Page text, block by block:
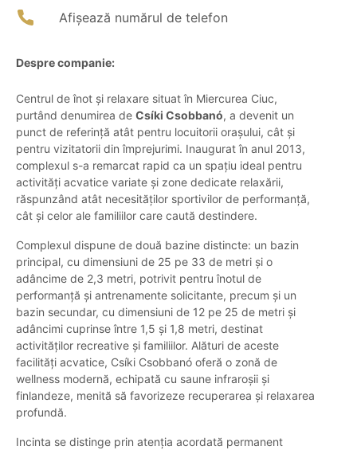
Afișează numărul de telefon
Despre companie:
Centrul de înot și relaxare situat în Miercurea Ciuc,
purtând denumirea de Csíki Csobbanó, a devenit un
punct de referință atât pentru locuitorii orașului, cât și
pentru vizitatorii din împrejurimi. Inaugurat în anul 2013,
complexul s-a remarcat rapid ca un spațiu ideal pentru
activități acvatice variate și zone dedicate relaxării,
răspunzând atât necesităților sportivilor de performanță,
cât și celor ale familiilor care caută destindere.
Complexul dispune de două bazine distincte: un bazin
principal, cu dimensiuni de 25 pe 33 de metri și o
adâncime de 2,3 metri, potrivit pentru înotul de
performanță și antrenamente solicitante, precum și un
bazin secundar, cu dimensiuni de 12 pe 25 de metri și
adâncimi cuprinse între 1,5 și 1,8 metri, destinat
activităților recreative și familiilor. Alături de aceste
facilități acvatice, Csíki Csobbanó oferă o zonă de
wellness modernă, echipată cu saune infraroșii și
finlandeze, menită să favorizeze recuperarea și relaxarea
profundă.
Incinta se distinge prin atenția acordată permanent